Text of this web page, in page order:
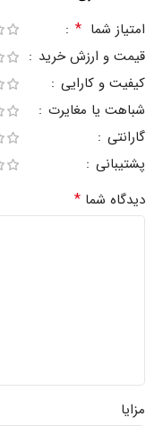
امتیاز شما *
قیمت و ارزش خرید
کیفیت و کارایی
شباهت یا مغایرت
گارانتی
پشتیبانی
دیدگاه شما *
مزایا